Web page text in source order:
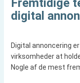
Fremtidige
digital
Digital annoncering
virksomheder at
Nogle af de mest